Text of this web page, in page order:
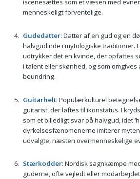
iscenesættes som et væsen med
menneskeligt forventelige.
Gudedatter: Datter af en gud og en
halvgudinde i mytologiske traditioner.
udtrykker det en kvinde, der opfattes
i talent eller skønhed, og som omgives
beundring.
Guitarhelt: Populærkulturel
guitarist, der løftes til ikonstatus. I
som et billedligt svar på halvgud, idet
dyrkelsesfænomenerne imiterer
udvalgte, næsten overmenneskelige
Stærkodder: Nordisk sagnkæmpe
guderne, ofte vejledt eller